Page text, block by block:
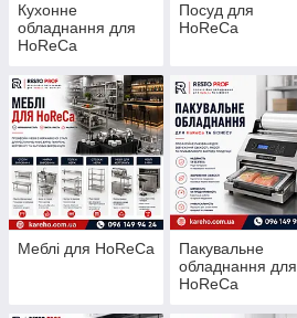
Кухонне
обладнання для
HoReCa
Посуд для
HoReCa
Меблі для HoReCa
Пакувальне
обладнання для
HoReCa